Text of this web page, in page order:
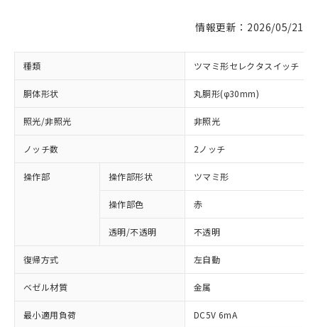
情報更新：2026/05/21
種類 ツマミ形セレクタスイッチ
胴体形状 丸胴形(φ30mm)
照光/非照光 非照光
ノッチ数 2ノッチ
操作部 操作部形状 ツマミ形
操作部色 赤
透明/不透明 不透明
復帰方式 左自動
ベゼル材質 金属
最小適用負荷 DC5V 6mA